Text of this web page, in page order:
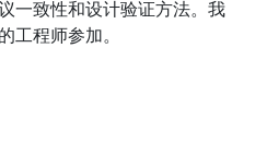
一致性和设计验证方法。我
工程师参加。